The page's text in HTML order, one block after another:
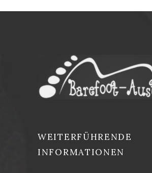
WEITERFÜHRENDE
INFORMATIONEN